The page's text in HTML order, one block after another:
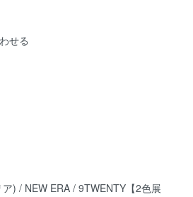
せる
) / NEW ERA / 9TWENTY【2色展